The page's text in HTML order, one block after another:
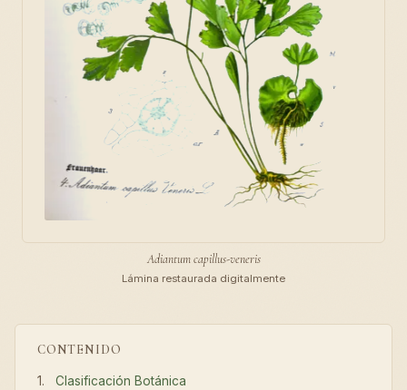
CONTENIDO
Clasificación Botánica
Adiantum capillus-veneris
Lámina restaurada digitalmente